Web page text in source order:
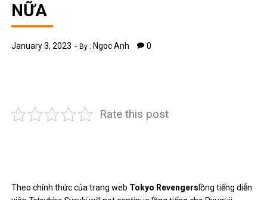
NỮA
January 3, 2023 By : Ngoc Anh 0
Rate this post
Theo chính thức của trang web Tokyo Revengers lồng tiếng diễn